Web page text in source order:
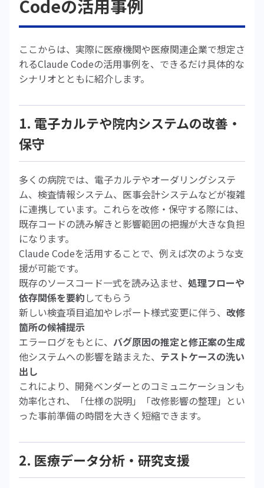
Codeの活用事例
ここからは、実際に医療機関や医療関連企業で想定さ
れるClaude Codeの活用事例を、できるだけ具体的な
シナリオとともに紹介します。
1. 電子カルテや院内システムの改善・
保守
多くの病院では、電子カルテやオーダリングシステ
ム、検査情報システム、医事会計システムなどが複雑
に連携しています。これらを改修・保守する際には、
既存コードの読み解きと影響範囲の把握が大きな負担
になります。
Claude Codeを活用することで、例えば次のような支
援が可能です。
既存のソースコード一式を読み込ませ、 処理フローや
依存関係を要約 してもらう
新しい検査項目追加やレポート様式変更に伴う、 改修
箇所の候補提示
エラーログをもとに、 バグ原因の推定と修正案の生成
他システムへの影響を踏まえた、 テストケースの洗い
出し
これにより、開発ベンダーとのコミュニケーションも
効率化され、「仕様の説明」「改修影響の整理」とい
った事前準備の時間を大きく短縮できます。
2. 医療データ分析・研究支援